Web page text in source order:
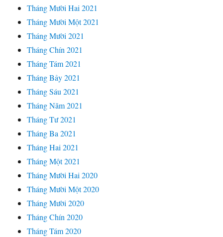
Tháng Mười Hai 2021
Tháng Mười Một 2021
Tháng Mười 2021
Tháng Chín 2021
Tháng Tám 2021
Tháng Bảy 2021
Tháng Sáu 2021
Tháng Năm 2021
Tháng Tư 2021
Tháng Ba 2021
Tháng Hai 2021
Tháng Một 2021
Tháng Mười Hai 2020
Tháng Mười Một 2020
Tháng Mười 2020
Tháng Chín 2020
Tháng Tám 2020